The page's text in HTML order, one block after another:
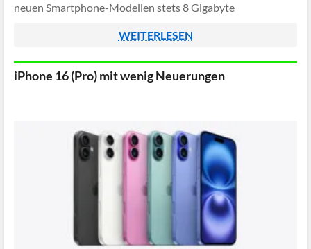
neuen Smartphone-Modellen stets 8 Gigabyte
Intelligence nutzen zu können.
WEITERLESEN
iPhone 16 (Pro) mit wenig Neuerungen